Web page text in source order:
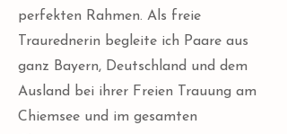
perfekten Rahmen. Als freie
Traurednerin begleite ich Paare aus
ganz Bayern, Deutschland und dem
Ausland bei ihrer Freien Trauung am
Chiemsee und im gesamten